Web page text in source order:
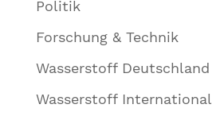
Politik
Forschung & Technik
Wasserstoff Deutschland
Wasserstoff International